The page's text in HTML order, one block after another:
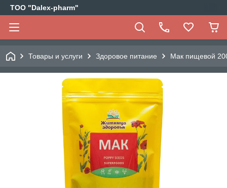
ТОО "Dalex-pharm"
Товары и услуги Здоровое питание Мак пищевой